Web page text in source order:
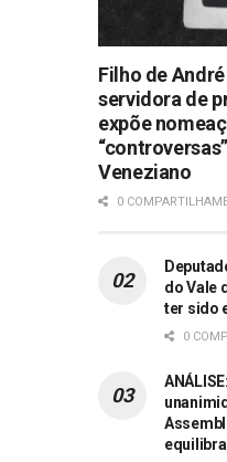
Filho de
servidora de
expõe
Veneziano
0
do Vale
ter sido
0